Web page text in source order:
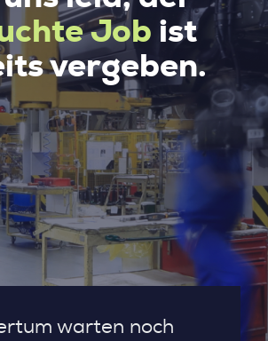
Job ist
vergeben.
warten noch